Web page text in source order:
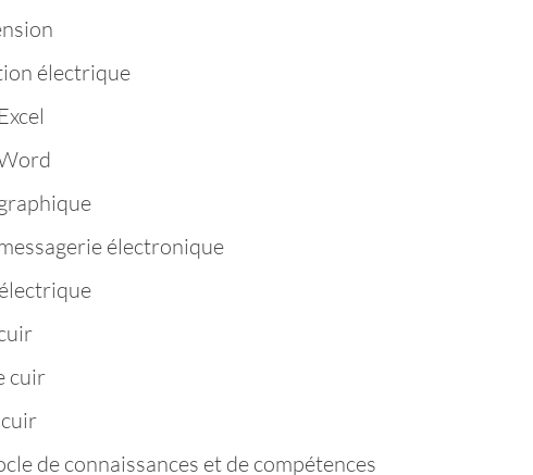
électrique
électronique
cuir
de connaissances et de compétences